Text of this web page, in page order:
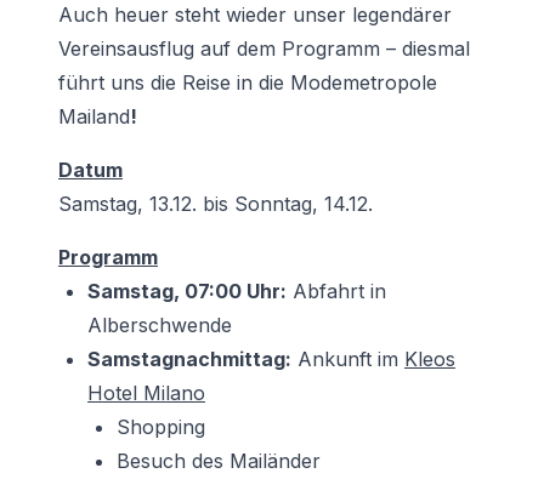
Auch heuer steht wieder unser legendärer
Vereinsausflug auf dem Programm – diesmal
führt uns die Reise in die Modemetropole
Mailand!
Datum
Samstag, 13.12. bis Sonntag, 14.12.
Programm
Samstag, 07:00 Uhr: Abfahrt in
Alberschwende
Samstagnachmittag: Ankunft im Kleos
Hotel Milano
Shopping
Besuch des Mailänder